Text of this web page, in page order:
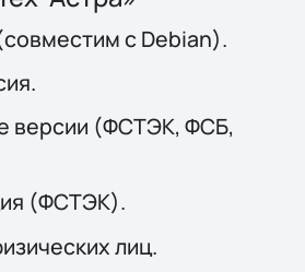
с Debian).
версии (ФСТЭК, ФСБ,
(ФСТЭК).
лиц.